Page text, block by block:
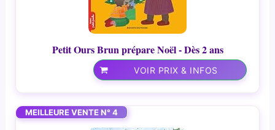
Petit Ours Brun prépare Noël - Dès 2 ans
VOIR PRIX & INFOS
MEILLEURE VENTE N° 4